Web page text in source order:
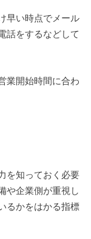
早い時点でメール
話をするなどして
業開始時間に合わ
を知っておく必要
や企業側が重視し
るかをはかる指標